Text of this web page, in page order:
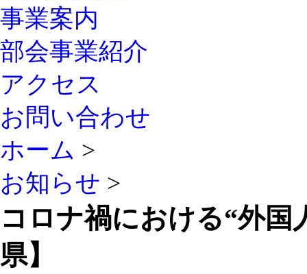
事業案内
部会事業紹介
アクセス
お問い合わせ
ホーム >
お知らせ >
コロナ禍における“外国
県】